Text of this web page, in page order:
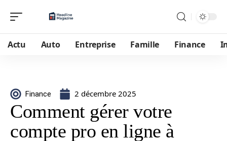
Actu Auto Entreprise Famille Finance
Finance 2 décembre 2025
Comment gérer votre
compte pro en ligne à